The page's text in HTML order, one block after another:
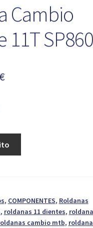
Cambio
11T
€El
es:
6,50 €.
, COMPONENTES, Roldanas
, roldanas 11 dientes,
cambio mtb,